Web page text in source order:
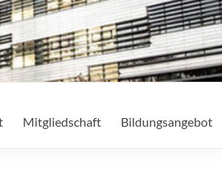
Mitgliedschaft Bildungsangebot